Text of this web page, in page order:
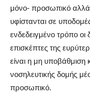
μόνο- προσωπικό αλλά
υφίστανται σε
ενδεδειγμένο τρόπο οι
επισκέπτες της
είναι η μη υποβάθμιση
νοσηλευτικής δομής
προσωπικό.